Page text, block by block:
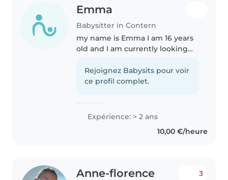
Emma
Babysitter in Contern
my name is Emma I am 16 years
old and I am currently looking
older sister with two younger
twin brothers that are 6 years
Rejoignez Babysits pour voir
ce profil complet.
Expérience: > 2 ans
10,00 €/heure
Anne-florence 3